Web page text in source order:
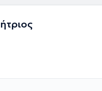
Εταιρείας Βελονισμού και της
ρουμανικά και ιταλικά.